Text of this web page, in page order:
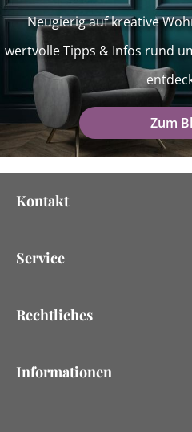
Neugierig auf kreative
wertvolle Tipps & Infos rund
Zum
Kontakt
Service
Rechtliches
Informationen